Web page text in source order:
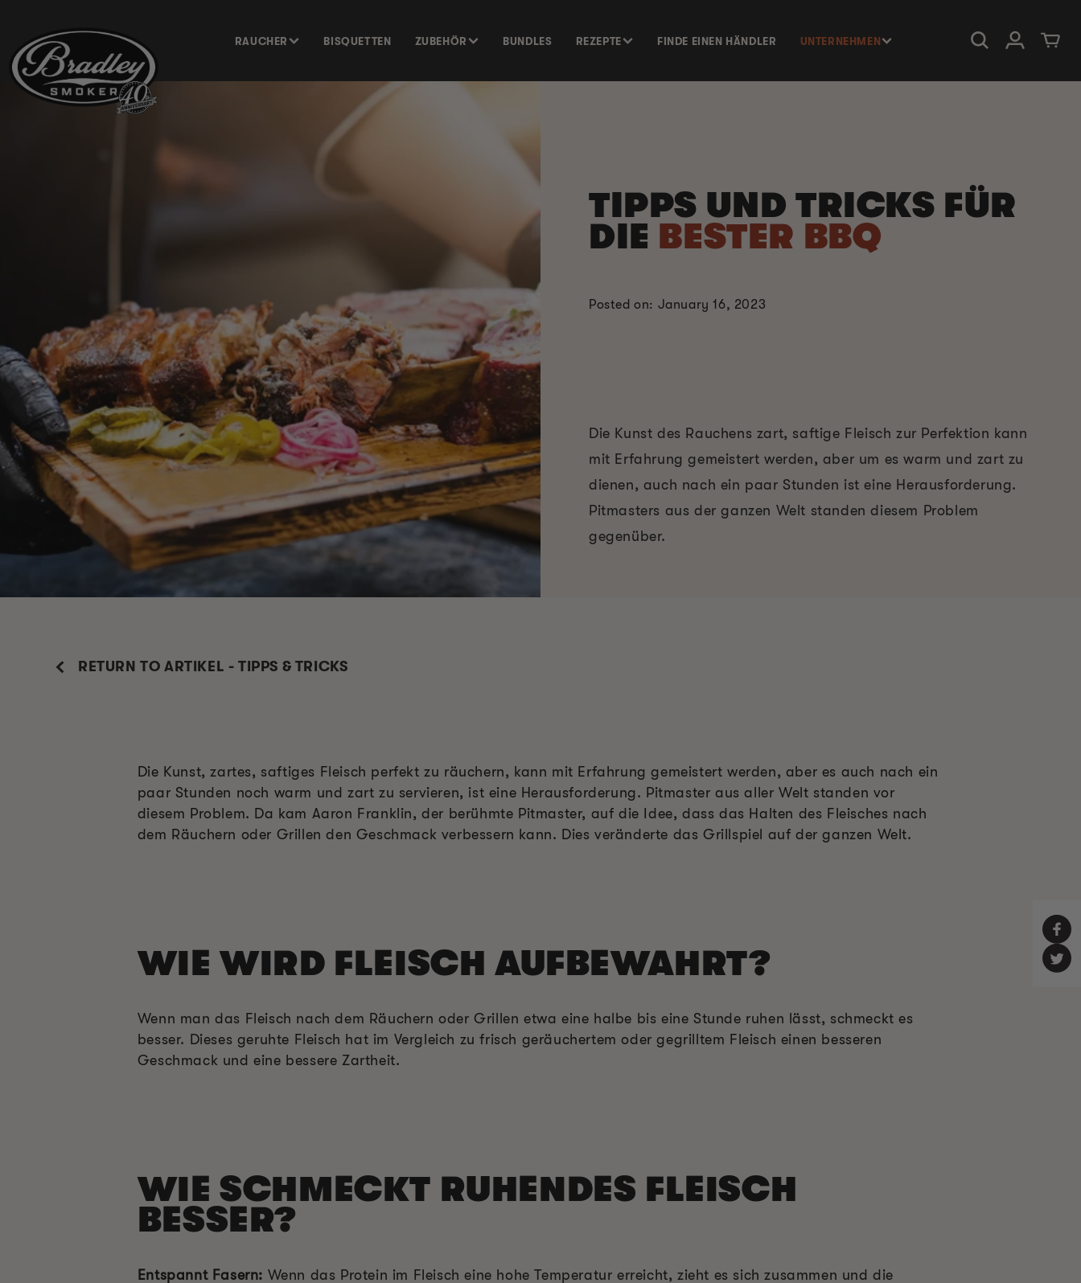
INHALT
RAUCHER BISQUETTEN ZUBEHÖR BUNDLES REZEPTE FINDE EINEN HÄNDLER UNTERNEHMEN EinloggenWarenkorb
TIPPS UND TRICKS FÜR
DIE BESTER BBQ
Posted on: January 16, 2023
Die Kunst des Rauchens zart, saftige Fleisch zur Perfektion kann
mit Erfahrung gemeistert werden, aber um es warm und zart zu
dienen, auch nach ein paar Stunden ist eine Herausforderung.
Pitmasters aus der ganzen Welt standen diesem Problem
gegenüber.
RETURN TO ARTIKEL - TIPPS & TRICKS
Die Kunst, zartes, saftiges Fleisch perfekt zu räuchern, kann mit Erfahrung gemeistert werden, aber es auch nach ein
paar Stunden noch warm und zart zu servieren, ist eine Herausforderung. Pitmaster aus aller Welt standen vor
diesem Problem. Da kam Aaron Franklin, der berühmte Pitmaster, auf die Idee, dass das Halten des Fleisches nach
dem Räuchern oder Grillen den Geschmack verbessern kann. Dies veränderte das Grillspiel auf der ganzen Welt.
WIE WIRD FLEISCH AUFBEWAHRT?
Wenn man das Fleisch nach dem Räuchern oder Grillen etwa eine halbe bis eine Stunde ruhen lässt, schmeckt es
besser. Dieses geruhte Fleisch hat im Vergleich zu frisch geräuchertem oder gegrilltem Fleisch einen besseren
Geschmack und eine bessere Zartheit.
WIE SCHMECKT RUHENDES FLEISCH
BESSER?
Entspannt Fasern: Wenn das Protein im Fleisch eine hohe Temperatur erreicht, zieht es sich zusammen und die